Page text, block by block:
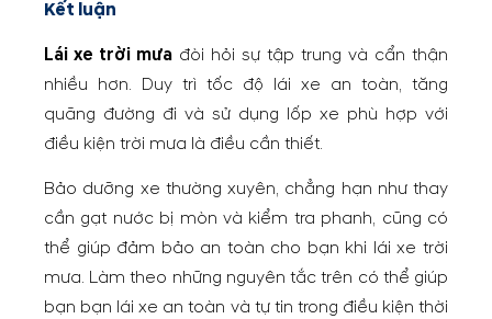
Kết luận
Lái xe trời mưa đòi hỏi sự tập trung và cẩn thận
nhiều hơn. Duy trì tốc độ lái xe an toàn, tăng
quãng đường đi và sử dụng lốp xe phù hợp với
điều kiện trời mưa là điều cần thiết.
Bảo dưỡng xe thường xuyên, chẳng hạn như thay
cần gạt nước bị mòn và kiểm tra phanh, cũng có
thể giúp đảm bảo an toàn cho bạn khi lái xe trời
mưa. Làm theo những nguyên tắc trên có thể giúp
bạn bạn lái xe an toàn và tự tin trong điều kiện thời